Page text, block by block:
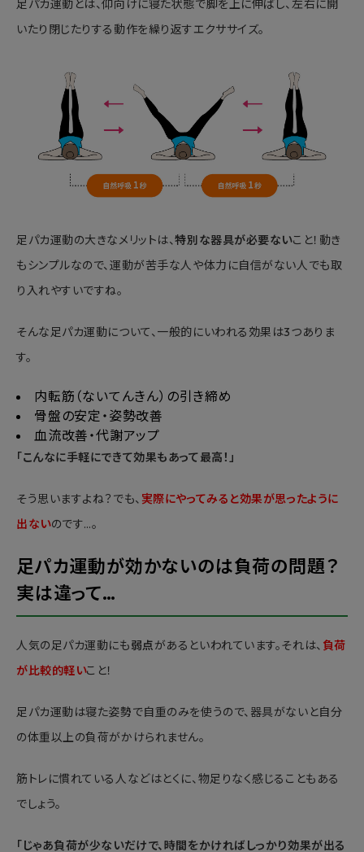
足パカ運動とは、仰向けに寝た状態で脚を上に伸ばし、左右に開
いたり閉じたりする動作を繰り返すエクササイズ。
足パカ運動の大きなメリットは、特別な器具が必要ないこと！動き
もシンプルなので、運動が苦手な人や体力に自信がない人でも取
り入れやすいですね。
そんな足パカ運動について、一般的にいわれる効果は3つありま
す。
内転筋（ないてんきん）の引き締め
骨盤の安定・姿勢改善
血流改善・代謝アップ
「こんなに手軽にできて効果もあって最高！」
そう思いますよね？でも、 実際にやってみると効果が思ったように
出ないのです…。
足パカ運動が効かないのは負荷の問題？
実は違って…
人気の足パカ運動にも弱点があるといわれています。それは、 負荷
が比較的軽いこと！
足パカ運動は寝た姿勢で自重のみを使うので、器具がないと自分
の体重以上の負荷がかけられません。
筋トレに慣れている人などはとくに、物足りなく感じることもある
でしょう。
「じゃあ負荷が少ないだけで、時間をかければしっかり効果が出る